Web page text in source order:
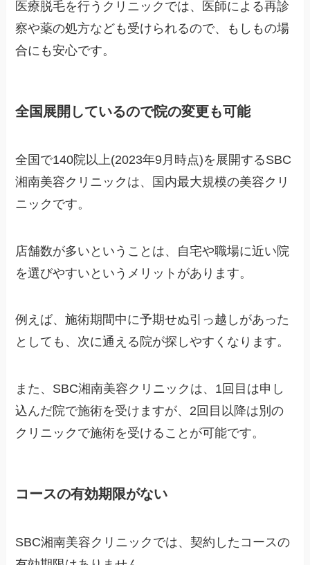
医療脱毛を行うクリニックでは、医師による再診
察や薬の処方なども受けられるので、もしもの場
合にも安心です。
全国展開しているので院の変更も可能
全国で140院以上(2023年9月時点)を展開するSBC
湘南美容クリニックは、国内最大規模の美容クリ
ニックです。
店舗数が多いということは、自宅や職場に近い院
を選びやすいというメリットがあります。
例えば、施術期間中に予期せぬ引っ越しがあった
としても、次に通える院が探しやすくなります。
また、SBC湘南美容クリニックは、1回目は申し
込んだ院で施術を受けますが、2回目以降は別の
クリニックで施術を受けることが可能です。
コースの有効期限がない
SBC湘南美容クリニックでは、契約したコースの